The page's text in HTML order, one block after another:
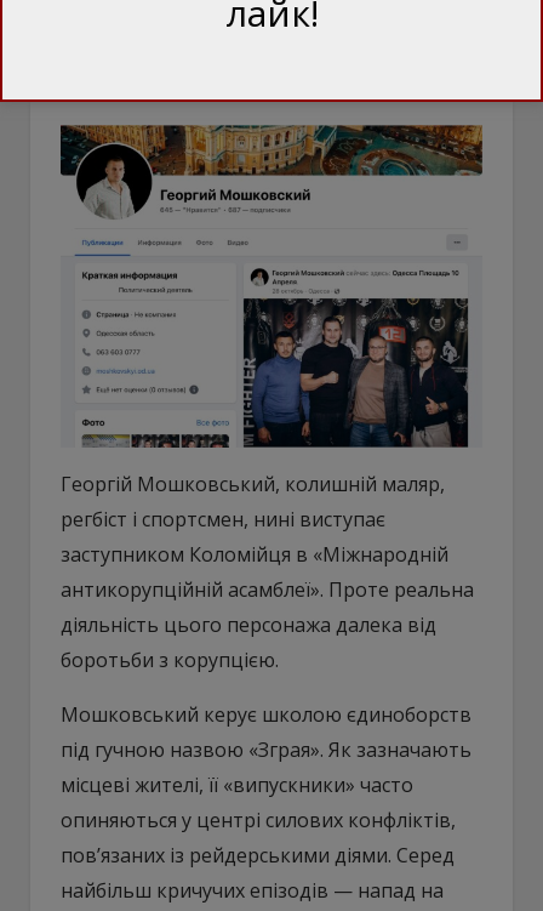
Георгій Мошковський, колишній маляр,
регбіст і спортсмен, нині виступає
заступником Коломійця в «Міжнародній
антикорупційній асамблеї». Проте реальна
діяльність цього персонажа далека від
боротьби з корупцією.
Мошковський керує школою єдиноборств
під гучною назвою «Зграя». Як зазначають
місцеві жителі, її «випускники» часто
опиняються у центрі силових конфліктів,
пов’язаних із рейдерськими діями. Серед
найбільш кричучих епізодів — напад на
лайк!